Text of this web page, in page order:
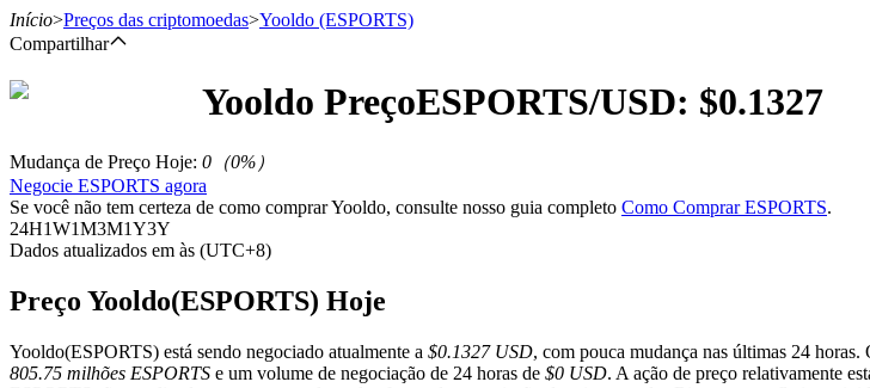
Futuros de USDT
Início>Preços das criptomoedas>Yooldo (ESPORTS)
Compartilhar
Yooldo PreçoESPORTS/USD: $0.1327
Mudança de Preço Hoje: 0 （0%）
Negocie ESPORTS agora
Se você não tem certeza de como comprar Yooldo, consulte nosso guia completo Como Comprar ESPORTS.
24H1W1M3M1Y3Y
Dados atualizados em às (UTC+8)
Preço Yooldo(ESPORTS) Hoje
Yooldo(ESPORTS) está sendo negociado atualmente a $0.1327 USD, com pouca mudança nas últimas 24
805.75 milhões ESPORTS e um volume de negociação de 24 horas de $0 USD. A ação de preço relativamente